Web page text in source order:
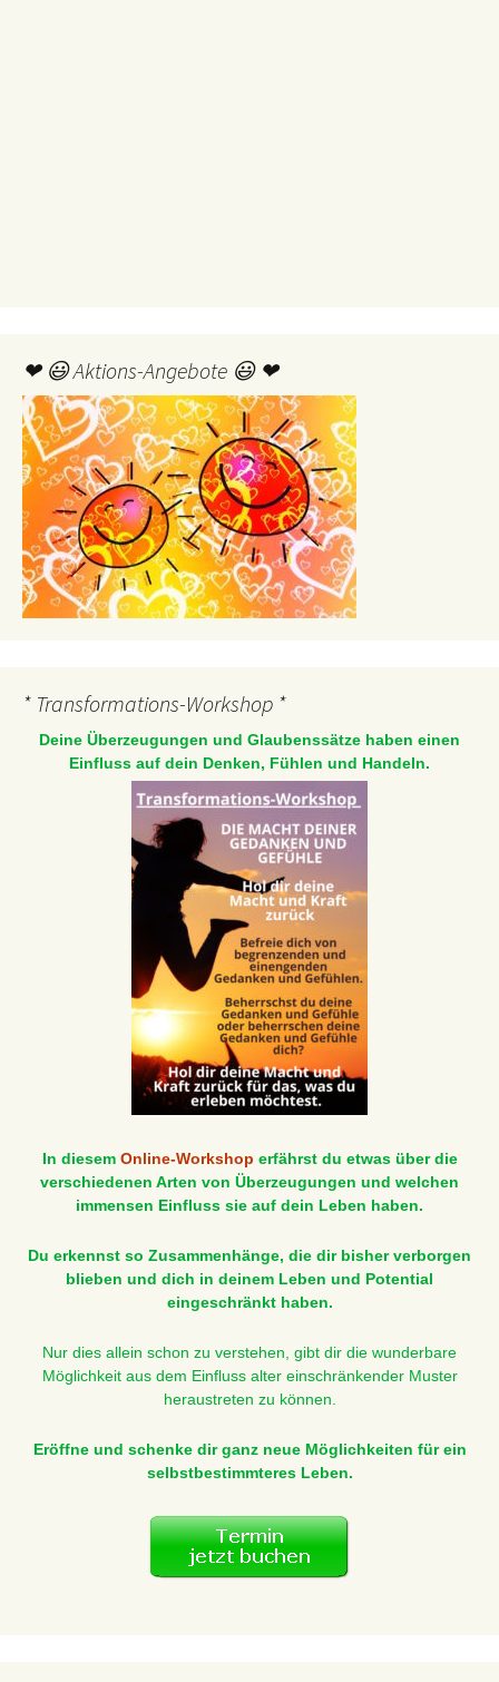
❤ 😃 Aktions-Angebote 😃 ❤
* Transformations-Workshop *
Deine Überzeugungen und Glaubenssätze haben einen
Einfluss auf dein Denken, Fühlen und Handeln.
In diesem Online-Workshop erfährst du etwas über die
verschiedenen Arten von Überzeugungen und welchen
immensen Einfluss sie auf dein Leben haben.
Du erkennst so Zusammenhänge, die dir bisher verborgen
blieben und dich in deinem Leben und Potential
eingeschränkt haben.
Nur dies allein schon zu verstehen, gibt dir die wunderbare
Möglichkeit aus dem Einfluss alter einschränkender Muster
heraustreten zu können.
Eröffne und schenke dir ganz neue Möglichkeiten für ein
selbstbestimmteres Leben.